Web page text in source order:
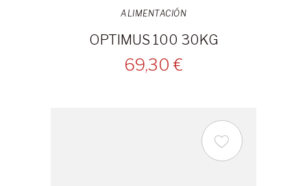
ALIMENTACIÓN
OPTIMUS 100 30KG
69,30 €